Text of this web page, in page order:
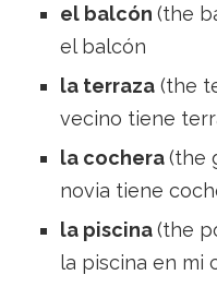
el balcón (the
el balcón
la terraza (the
vecino tiene
la cochera(the
novia tiene
la piscina(the
la piscina en mi